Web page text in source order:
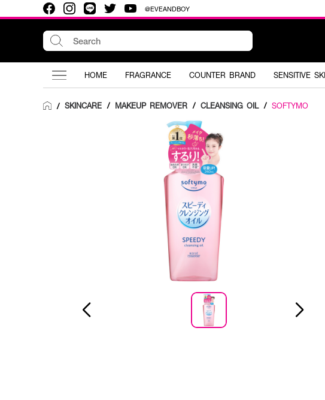
@EVEANDBOY
HOME FRAGRANCE COUNTER BRAND SENSITIVE
/ SKINCARE / MAKEUP REMOVER / CLEANSING OIL / SOFTYMO